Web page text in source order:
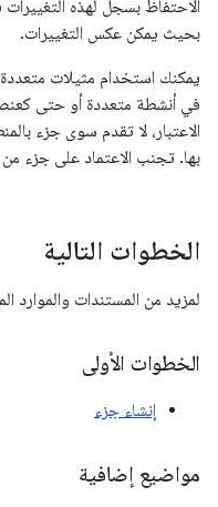
الاحتفاظ بسجل لهذه
بحيث يمكن عكس التغييرات.
يمكنك استخدام مثيلات
في أنشطة متعددة أو حتى
الاعتبار، لا تقدم سوى جزء
بها. تجنب الاعتماد على جزء
الخطوات التالية
لمزيد من المستندات والموارد
الخطوات الأولى
إنشاء جزء
مواضيع إضافية